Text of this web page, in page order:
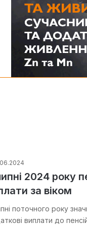
2024 року
за віком
поточного року
виплати до